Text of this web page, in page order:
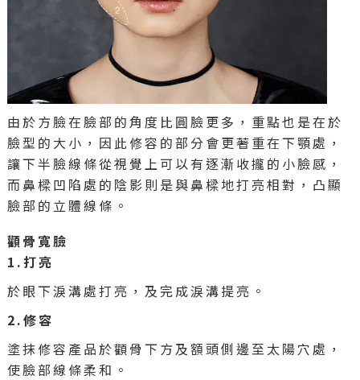
由於方臉在臉部的角度比圓臉更多，重點也是在於
臉型的大小，因此修容的部分會更著重在下顎處，
讓下半臉線條從視覺上可以有逐漸收攏的小臉感，
而鼻樑凹陷處的陰影則是與鼻樑地打亮相對，凸顯
臉部的立體線條。
顴骨寬臉
1.打亮
於眼下淚溝處打亮，及完成淚溝提亮。
2.修容
塗抹修容產品於顴骨下方及額頭側邊至太陽穴處，
使臉部線條柔和。